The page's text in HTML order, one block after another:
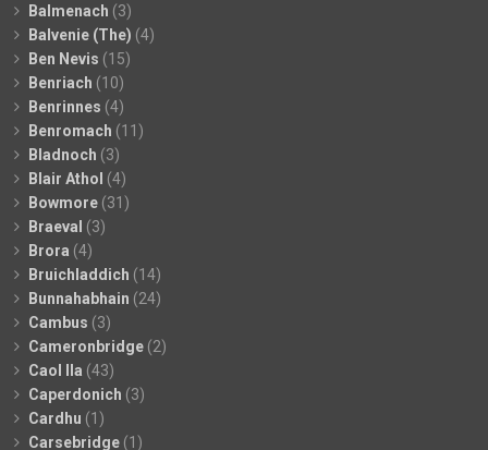
Balmenach (3)
Balvenie (The) (4)
Ben Nevis (15)
Benriach (10)
Benrinnes (4)
Benromach (11)
Bladnoch (3)
Blair Athol (4)
Bowmore (31)
Braeval (3)
Brora (4)
Bruichladdich (14)
Bunnahabhain (24)
Cambus (3)
Cameronbridge (2)
Caol Ila (43)
Caperdonich (3)
Cardhu (1)
Carsebridge (1)